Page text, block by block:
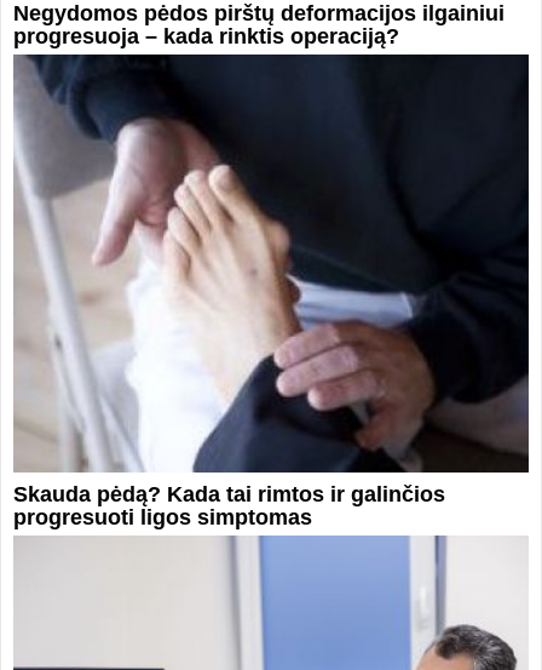
Negydomos pėdos pirštų deformacijos ilgainiui
progresuoja – kada rinktis operaciją?
Skauda pėdą? Kada tai rimtos ir galinčios
progresuoti ligos simptomas